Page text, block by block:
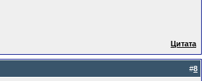
Цитата
#8